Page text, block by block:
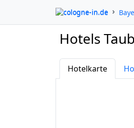
cologne-in.de
Hotels
Hotelkarte